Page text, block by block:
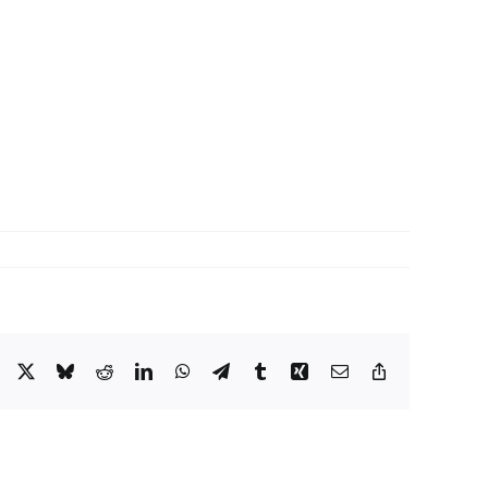
X BlueskyRedditLinkedInWhatsApp
TelegramTumblrXing Email